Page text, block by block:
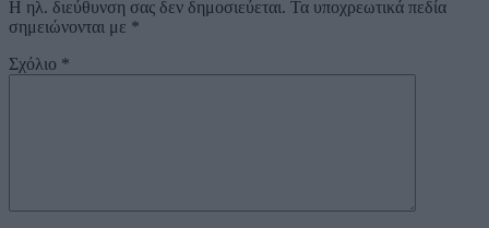
Η ηλ. διεύθυνση σας δεν δημοσιεύεται. Τα υποχρεωτικά πεδία
σημειώνονται με *
Σχόλιο *